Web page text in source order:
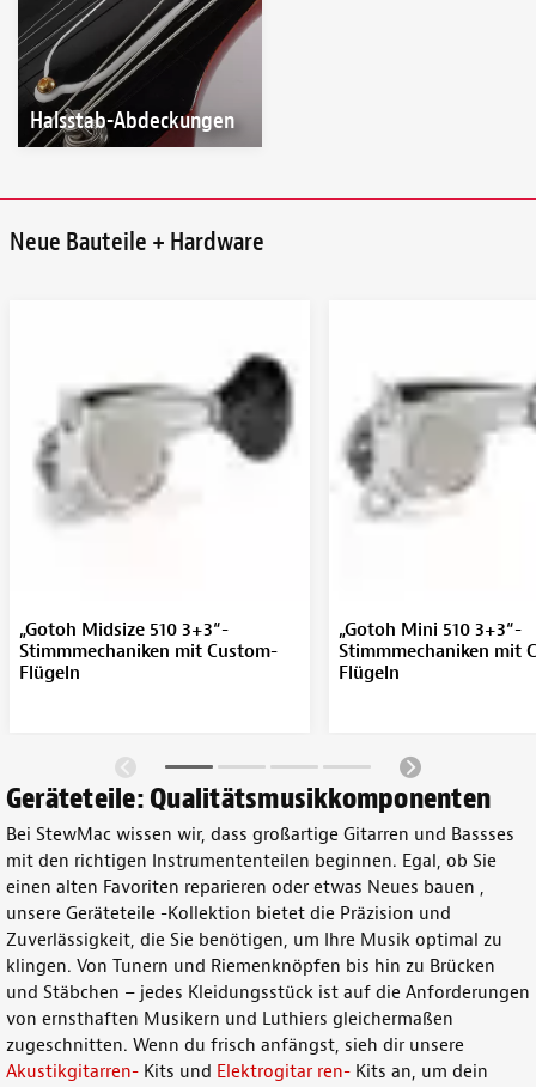
Halsstab-Abdeckungen
Neue Bauteile + Hardware
„Gotoh Midsize 510 3+3“-
Stimmmechaniken mit Custom-
Flügeln
„Gotoh Mini 510 3+3“-
Stimmmechaniken mit
Flügeln
Geräteteile: Qualitätsmusikkomponenten
Bei StewMac wissen wir, dass großartige Gitarren und Bassses
mit den richtigen Instrumententeilen beginnen. Egal, ob Sie
einen alten Favoriten reparieren oder etwas Neues bauen ,
unsere Geräteteile -Kollektion bietet die Präzision und
Zuverlässigkeit, die Sie benötigen, um Ihre Musik optimal zu
klingen. Von Tunern und Riemenknöpfen bis hin zu Brücken
und Stäbchen – jedes Kleidungsstück ist auf die Anforderungen
von ernsthaften Musikern und Luthiers gleichermaßen
zugeschnitten. Wenn du frisch anfängst, sieh dir unsere
Akustikgitarren- Kits und Elektrogitar ren- Kits an, um dein